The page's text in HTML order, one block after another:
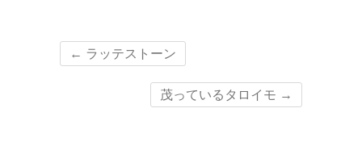
← ラッテストーン
茂っているタロイモ →